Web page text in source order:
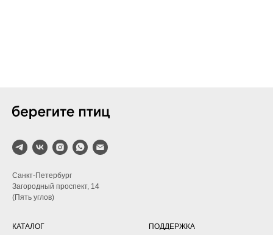
Санкт-Петербург
Загородный проспект, 14
(Пять углов)
КАТАЛОГ
ПОДДЕРЖКА